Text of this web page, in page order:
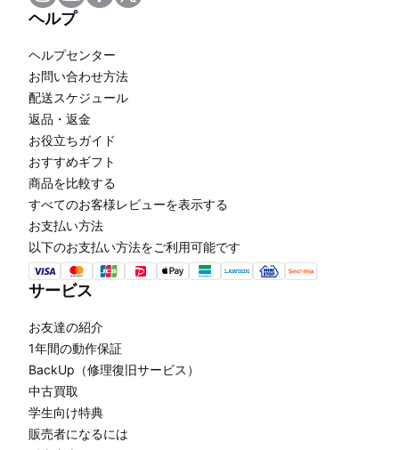
ヘルプ
ヘルプセンター
お問い合わせ方法
配送スケジュール
返品・返金
お役立ちガイド
おすすめギフト
商品を比較する
すべてのお客様レビューを表示する
お支払い方法
以下のお支払い方法をご利用可能です
サービス
お友達の紹介
1年間の動作保証
BackUp（修理復旧サービス）
中古買取
学生向け特典
販売者になるには